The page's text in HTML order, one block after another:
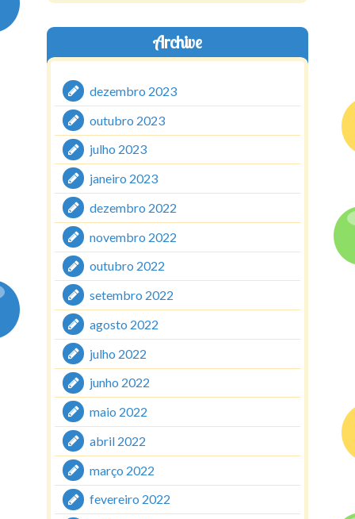
Archive
dezembro 2023
outubro 2023
julho 2023
janeiro 2023
dezembro 2022
novembro 2022
outubro 2022
setembro 2022
agosto 2022
julho 2022
junho 2022
maio 2022
abril 2022
março 2022
fevereiro 2022